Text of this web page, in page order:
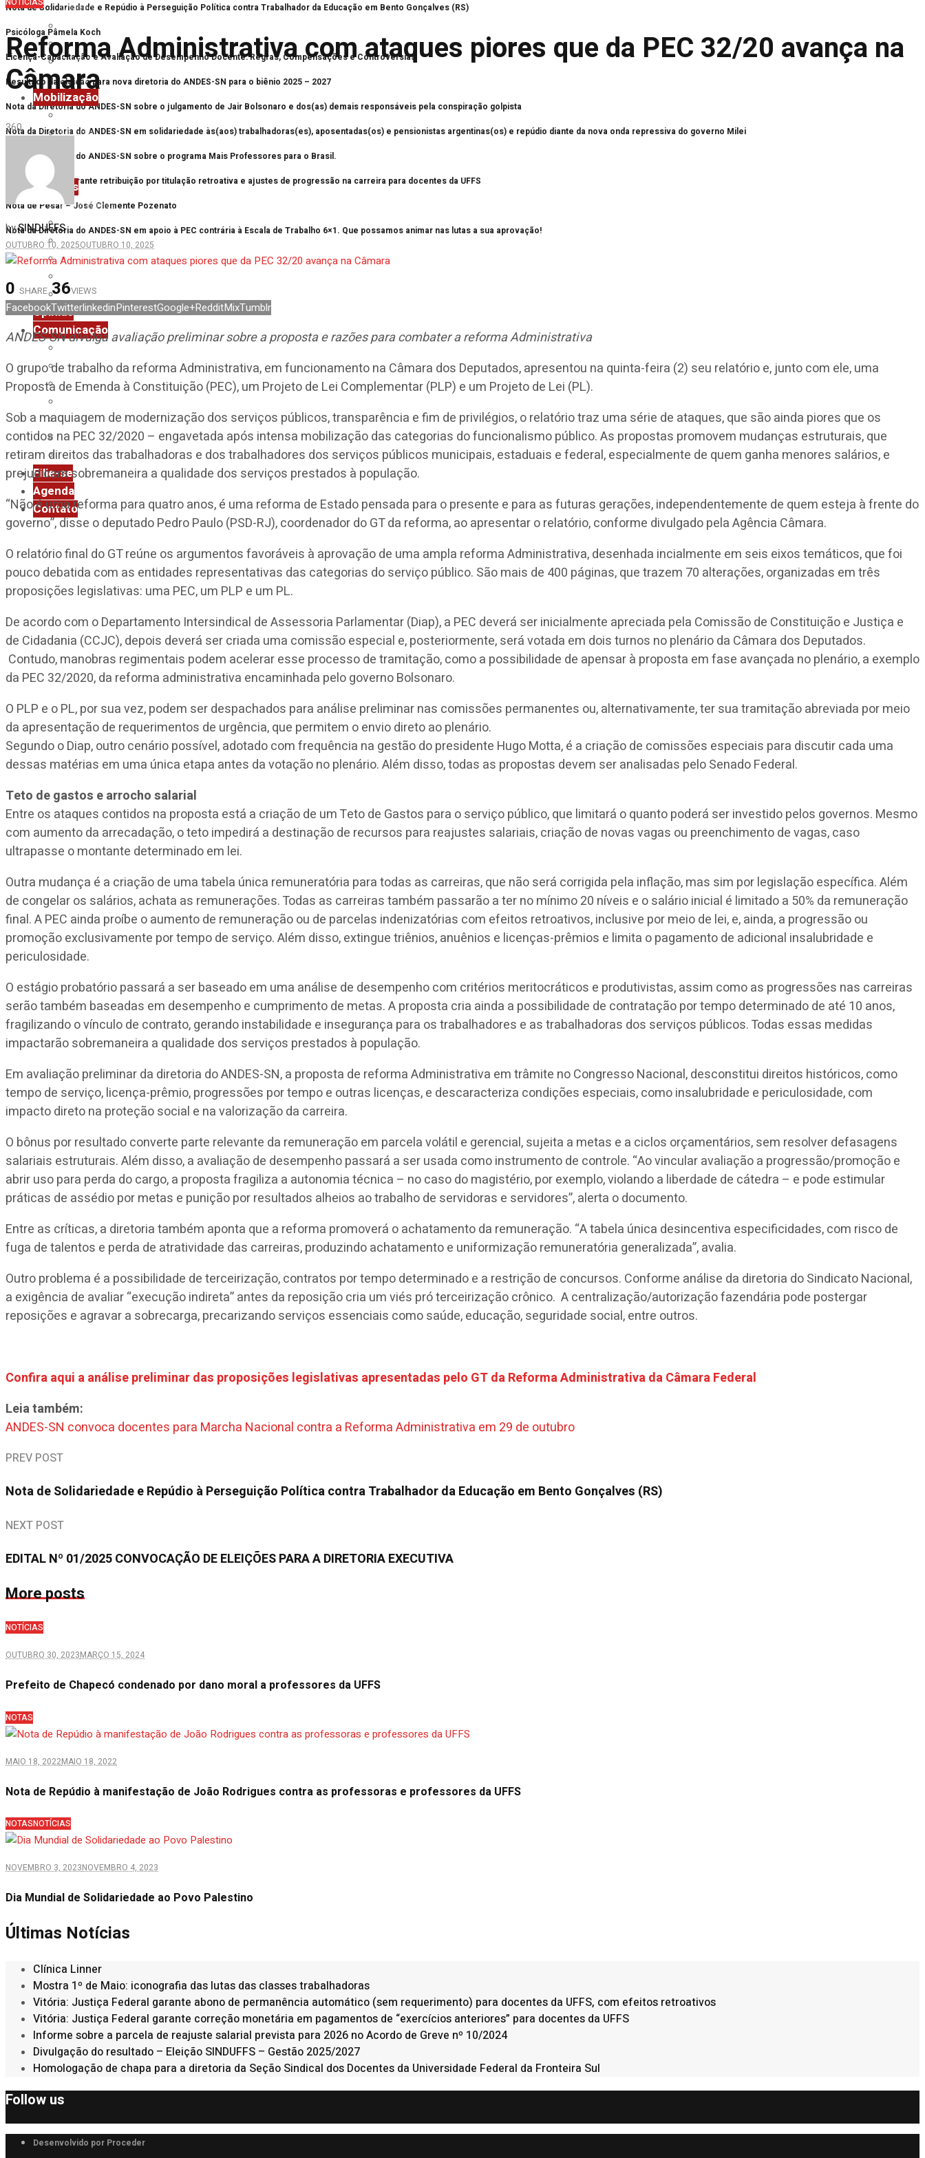
Nota de Solidariedade e Repúdio à Perseguição Política contra Trabalhador da Educação em Bento Gonçalves (RS)
Psicóloga Pâmela Koch
Licença-Capacitação e Avaliação de Desempenho Docente: Regras, Compensações e Controvérsias
Resultado da eleição para nova diretoria do ANDES-SN para o biênio 2025 – 2027
Nota da Diretoria do ANDES-SN sobre o julgamento de Jair Bolsonaro e dos(as) demais responsáveis pela conspiração golpista
Nota da Diretoria do ANDES-SN em solidariedade às(aos) trabalhadoras(es), aposentadas(os) e pensionistas argentinas(os) e repúdio diante da nova onda repressiva do governo Milei
Nota da Diretoria do ANDES-SN sobre o programa Mais Professores para o Brasil.
Vitória: Justiça garante retribuição por titulação retroativa e ajustes de progressão na carreira para docentes da UFFS
Nota de Pesar – José Clemente Pozenato
Nota da Diretoria do ANDES-SN em apoio à PEC contrária à Escala de Trabalho 6×1. Que possamos animar nas lutas a sua aprovação!
Chapecó
Erechim
Laranjeiras do Sul
Passo Fundo
Realeza
Mobilização
Mutirão
Primavera UFFS
Notícias
Assembleias
Eventos
Imprensa
Mobilização
Notas
Opinião
Comunicação
Assessoria de Imprensa
Boletim Diário
Boletim Impresso
InformANDES
Notas
Revista Universidade & Sociedade
Filie-se
Agenda
Contato
Reforma Administrativa com ataques piores que da PEC 32/20 avança na
Câmara
360
bySINDUFFS
OUTUBRO 10, 2025OUTUBRO 10, 2025
0 SHARE 36VIEWS
FacebookTwitterlinkedinPinterestGoogle+RedditMixTumblr
ANDES-SN divulga avaliação preliminar sobre a proposta e razões para combater a reforma Administrativa
O grupo de trabalho da reforma Administrativa, em funcionamento na Câmara dos Deputados, apresentou na quinta-feira (2) seu relatório e, junto com ele, uma
Proposta de Emenda à Constituição (PEC), um Projeto de Lei Complementar (PLP) e um Projeto de Lei (PL).
Sob a maquiagem de modernização dos serviços públicos, transparência e fim de privilégios, o relatório traz uma série de ataques, que são ainda piores que os
contidos na PEC 32/2020 – engavetada após intensa mobilização das categorias do funcionalismo público. As propostas promovem mudanças estruturais, que
retiram direitos das trabalhadoras e dos trabalhadores dos serviços públicos municipais, estaduais e federal, especialmente de quem ganha menores salários, e
prejudicam sobremaneira a qualidade dos serviços prestados à população.
“Não é uma reforma para quatro anos, é uma reforma de Estado pensada para o presente e para as futuras gerações, independentemente de quem esteja à frente do
governo”, disse o deputado Pedro Paulo (PSD-RJ), coordenador do GT da reforma, ao apresentar o relatório, conforme divulgado pela Agência Câmara.
O relatório final do GT reúne os argumentos favoráveis à aprovação de uma ampla reforma Administrativa, desenhada incialmente em seis eixos temáticos, que foi
pouco debatida com as entidades representativas das categorias do serviço público. São mais de 400 páginas, que trazem 70 alterações, organizadas em três
proposições legislativas: uma PEC, um PLP e um PL.
De acordo com o Departamento Intersindical de Assessoria Parlamentar (Diap), a PEC deverá ser inicialmente apreciada pela Comissão de Constituição e Justiça e
de Cidadania (CCJC), depois deverá ser criada uma comissão especial e, posteriormente, será votada em dois turnos no plenário da Câmara dos Deputados.
Contudo, manobras regimentais podem acelerar esse processo de tramitação, como a possibilidade de apensar à proposta em fase avançada no plenário, a exemplo
da PEC 32/2020, da reforma administrativa encaminhada pelo governo Bolsonaro.
O PLP e o PL, por sua vez, podem ser despachados para análise preliminar nas comissões permanentes ou, alternativamente, ter sua tramitação abreviada por meio
da apresentação de requerimentos de urgência, que permitem o envio direto ao plenário.
Segundo o Diap, outro cenário possível, adotado com frequência na gestão do presidente Hugo Motta, é a criação de comissões especiais para discutir cada uma
dessas matérias em uma única etapa antes da votação no plenário. Além disso, todas as propostas devem ser analisadas pelo Senado Federal.
Teto de gastos e arrocho salarial
Entre os ataques contidos na proposta está a criação de um Teto de Gastos para o serviço público, que limitará o quanto poderá ser investido pelos governos. Mesmo
com aumento da arrecadação, o teto impedirá a destinação de recursos para reajustes salariais, criação de novas vagas ou preenchimento de vagas, caso
ultrapasse o montante determinado em lei.
Outra mudança é a criação de uma tabela única remuneratória para todas as carreiras, que não será corrigida pela inflação, mas sim por legislação específica. Além
de congelar os salários, achata as remunerações. Todas as carreiras também passarão a ter no mínimo 20 níveis e o salário inicial é limitado a 50% da remuneração
final. A PEC ainda proíbe o aumento de remuneração ou de parcelas indenizatórias com efeitos retroativos, inclusive por meio de lei, e, ainda, a progressão ou
promoção exclusivamente por tempo de serviço. Além disso, extingue triênios, anuênios e licenças-prêmios e limita o pagamento de adicional insalubridade e
periculosidade.
O estágio probatório passará a ser baseado em uma análise de desempenho com critérios meritocráticos e produtivistas, assim como as progressões nas carreiras
serão também baseadas em desempenho e cumprimento de metas. A proposta cria ainda a possibilidade de contratação por tempo determinado de até 10 anos,
fragilizando o vínculo de contrato, gerando instabilidade e insegurança para os trabalhadores e as trabalhadoras dos serviços públicos. Todas essas medidas
impactarão sobremaneira a qualidade dos serviços prestados à população.
Em avaliação preliminar da diretoria do ANDES-SN, a proposta de reforma Administrativa em trâmite no Congresso Nacional, desconstitui direitos históricos, como
tempo de serviço, licença-prêmio, progressões por tempo e outras licenças, e descaracteriza condições especiais, como insalubridade e periculosidade, com
impacto direto na proteção social e na valorização da carreira.
O bônus por resultado converte parte relevante da remuneração em parcela volátil e gerencial, sujeita a metas e a ciclos orçamentários, sem resolver defasagens
salariais estruturais. Além disso, a avaliação de desempenho passará a ser usada como instrumento de controle. “Ao vincular avaliação a progressão/promoção e
abrir uso para perda do cargo, a proposta fragiliza a autonomia técnica – no caso do magistério, por exemplo, violando a liberdade de cátedra – e pode estimular
práticas de assédio por metas e punição por resultados alheios ao trabalho de servidoras e servidores”, alerta o documento.
Entre as críticas, a diretoria também aponta que a reforma promoverá o achatamento da remuneração. “A tabela única desincentiva especificidades, com risco de
fuga de talentos e perda de atratividade das carreiras, produzindo achatamento e uniformização remuneratória generalizada”, avalia.
Outro problema é a possibilidade de terceirização, contratos por tempo determinado e a restrição de concursos. Conforme análise da diretoria do Sindicato Nacional,
a exigência de avaliar “execução indireta” antes da reposição cria um viés pró terceirização crônico. A centralização/autorização fazendária pode postergar
reposições e agravar a sobrecarga, precarizando serviços essenciais como saúde, educação, seguridade social, entre outros.
Confira aqui a análise preliminar das proposições legislativas apresentadas pelo GT da Reforma Administrativa da Câmara Federal
Leia também:
ANDES-SN convoca docentes para Marcha Nacional contra a Reforma Administrativa em 29 de outubro
PREV POST
Nota de Solidariedade e Repúdio à Perseguição Política contra Trabalhador da Educação em Bento Gonçalves (RS)
NEXT POST
EDITAL Nº 01/2025 CONVOCAÇÃO DE ELEIÇÕES PARA A DIRETORIA EXECUTIVA
More posts
NOTÍCIAS
OUTUBRO 30, 2023MARÇO 15, 2024
Prefeito de Chapecó condenado por dano moral a professores da UFFS
NOTAS
MAIO 18, 2022MAIO 18, 2022
Nota de Repúdio à manifestação de João Rodrigues contra as professoras e professores da UFFS
NOTASNOTÍCIAS
NOVEMBRO 3, 2023NOVEMBRO 4, 2023
Dia Mundial de Solidariedade ao Povo Palestino
Últimas Notícias
Clínica Linner
Mostra 1º de Maio: iconografia das lutas das classes trabalhadoras
Vitória: Justiça Federal garante abono de permanência automático (sem requerimento) para docentes da UFFS, com efeitos retroativos
Vitória: Justiça Federal garante correção monetária em pagamentos de “exercícios anteriores” para docentes da UFFS
Informe sobre a parcela de reajuste salarial prevista para 2026 no Acordo de Greve nº 10/2024
Divulgação do resultado – Eleição SINDUFFS – Gestão 2025/2027
Homologação de chapa para a diretoria da Seção Sindical dos Docentes da Universidade Federal da Fronteira Sul
Follow us
Desenvolvido por Proceder